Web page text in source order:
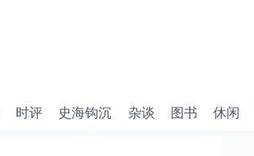
时评 史海钩沉 杂谈 图书 休闲